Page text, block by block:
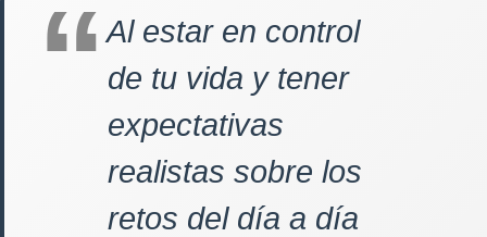
Al estar en control
de tu vida y tener
expectativas
realistas sobre los
retos del día a día